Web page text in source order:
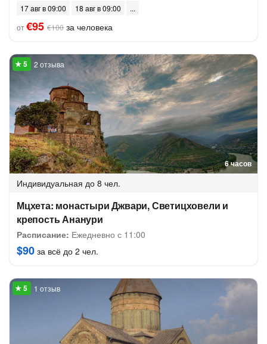
17 авг в 09:00
18 авг в 09:00
от€95 €100 за человека
6 часов
2 отзыва
Индивидуальная до 8 чел.
Мцхета: монастыри Джвари, Светицховели и
крепость Ананури
Расписание: Ежедневно с 11:00
$90 за всё до 2 чел.
1 отзыв